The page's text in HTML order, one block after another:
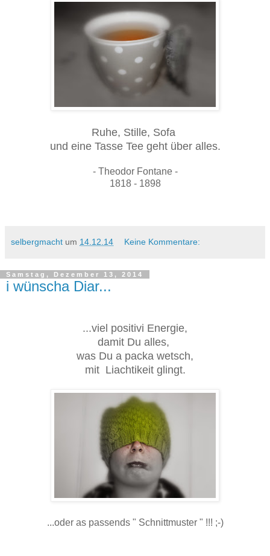
Ruhe, Stille, Sofa
und eine Tasse Tee geht über alles.
- Theodor Fontane -
1818 - 1898
selbergmacht um 14.12.14 Keine Kommentare:
Samstag, Dezember 13, 2014
i wünscha Diar...
...viel positivi Energie,
damit Du alles,
was Du a packa wetsch,
mit Liachtikeit glingt.
...oder as passends " Schnittmuster " !!! ;-)